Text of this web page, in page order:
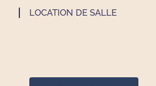
LOCATION DE SALLE